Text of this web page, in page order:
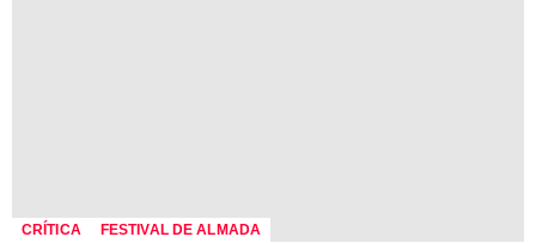
CRÍTICA FESTIVAL DE ALMADA